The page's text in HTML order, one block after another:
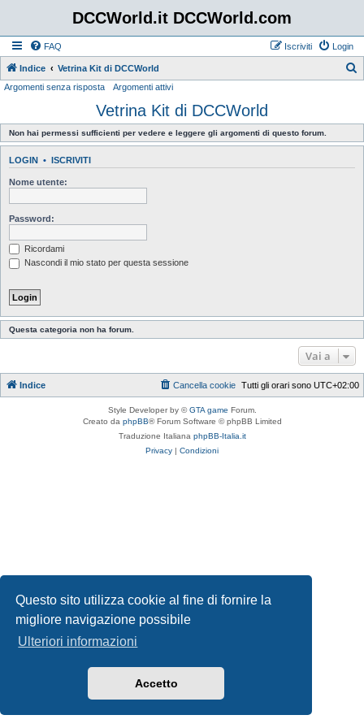
Questo sito utilizza cookie al fine di fornire la
migliore navigazione possibile
Ulteriori informazioni
Accetto
DCCWorld.it DCCWorld.com
FAQ Login
Iscriviti
Indice Vetrina Kit di DCCWorld
c
a
Argomenti senza risposta Argomenti attivi
Vetrina Kit di DCCWorld
Non hai permessi sufficienti per vedere e leggere gli argomenti di questo forum.
LOGIN • ISCRIVITI
Nome utente:
Password:
Ricordami
Nascondi il mio stato per questa sessione
Questa categoria non ha forum.
Vai a
Indice Tutti gli orari sono UTC+02:00
Cancella cookie
Style Developer by ©GTA game Forum.
Creato da phpBB® Forum Software © phpBB Limited
Traduzione Italiana phpBB-Italia.it
Privacy | Condizioni